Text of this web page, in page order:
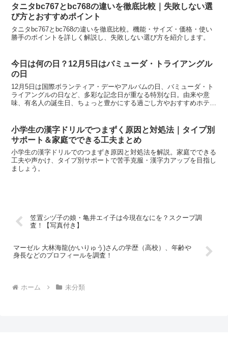
タニタbc767とbc768の違いを徹底比較｜失敗しない選
び方とおすすめポイント
タニタbc767とbc768の違いを徹底比較。機能・サイズ・価格・使い
勝手のポイントを詳しく解説し、失敗しない選び方を紹介します。
今日は何の日？12月5日はバミューダ・トライアングル
の日
12月5日は国際ボランティア・デーやアルバムの日、バミューダ・ト
ライアングルの日など、多彩な記念日が重なる特別な日。由来や意
味、有名人の誕生日、ちょっと豊かにする過ごし方やおすすめホテ
小学生の漢字ドリルでつまずく原因と対処法｜タイプ別
サポート＆家庭でできる工夫まとめ
小学生の漢字ドリルでのつまずき原因と対処法を解説。家庭でできる
工夫や声かけ、タイプ別サポートで苦手克服・漢字力アップを目指し
ましょう。
笠置シヅ子の娘・亀井エイ子は今現在なにを？スクープ調
査！【写真付き】
マーゼル 大林海龍(かいりゅう)さんの学歴（高校）、年齢や
身長などのプロフィールを調査！
ホーム 未分類